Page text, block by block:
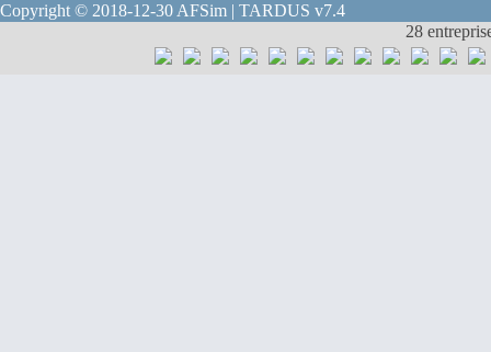
Copyright © 2018-12-30 AFSim | TARDUS v7.4
28